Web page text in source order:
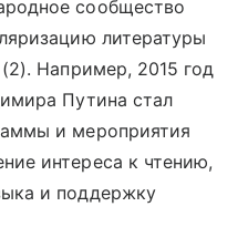
сообщество
литературы
Например, 2015 год
Путина стал
и мероприятия
интереса к чтению,
и поддержку